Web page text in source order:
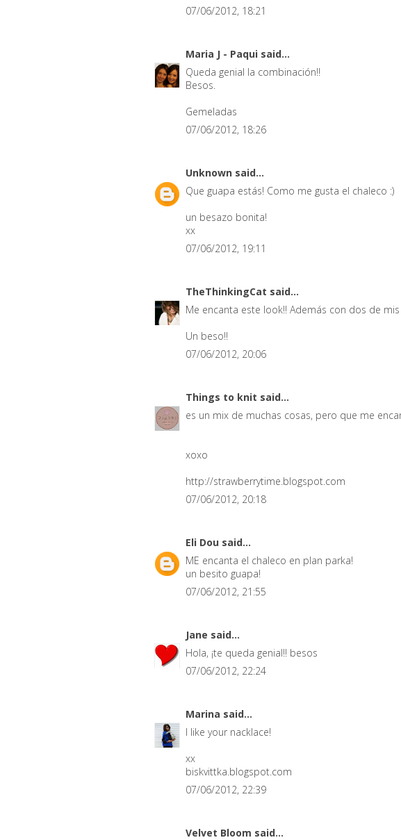
07/06/2012, 18:21
Maria J - Paqui said...
Queda genial la combinación!!
Besos.
Gemeladas
07/06/2012, 18:26
Unknown said...
Que guapa estás! Como me gusta el chaleco :)
un besazo bonita!
xx
07/06/2012, 19:11
TheThinkingCat said...
Me encanta este look!! Además con dos de
Un beso!!
07/06/2012, 20:06
Things to knit said...
es un mix de muchas cosas, pero que me
xoxo
http://strawberrytime.blogspot.com
07/06/2012, 20:18
Eli Dou said...
ME encanta el chaleco en plan parka!
un besito guapa!
07/06/2012, 21:55
Jane said...
Hola, ¡te queda genial!! besos
07/06/2012, 22:24
Marina said...
I like your nacklace!
xx
biskvittka.blogspot.com
07/06/2012, 22:39
Velvet Bloom said...